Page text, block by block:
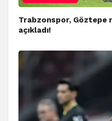
Trabzonspor, Göztepe
açıkladı!